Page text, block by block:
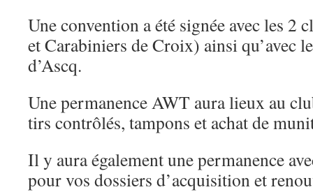
Une convention a été signée avec les
et Carabiniers de Croix) ainsi qu’avec
d’Ascq.
Une permanence AWT aura lieux au
tirs contrôlés, tampons et achat de
Il y aura également une permanence
pour vos dossiers d’acquisition et